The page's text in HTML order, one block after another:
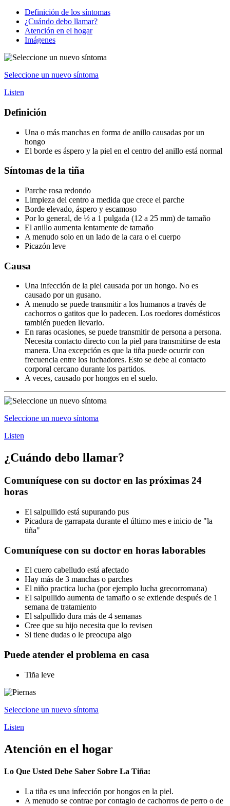
Definición de los síntomas
¿Cuándo debo llamar?
Atención en el hogar
Imágenes
Seleccione un nuevo síntoma
Listen
Definición
Una o más manchas en forma de anillo causadas por un
hongo
El borde es áspero y la piel en el centro del anillo está normal
Síntomas de la tiña
Parche rosa redondo
Limpieza del centro a medida que crece el parche
Borde elevado, áspero y escamoso
Por lo general, de ½ a 1 pulgada (12 a 25 mm) de tamaño
El anillo aumenta lentamente de tamaño
A menudo solo en un lado de la cara o el cuerpo
Picazón leve
Causa
Una infección de la piel causada por un hongo. No es
causado por un gusano.
A menudo se puede transmitir a los humanos a través de
cachorros o gatitos que lo padecen. Los roedores domésticos
también pueden llevarlo.
En raras ocasiones, se puede transmitir de persona a persona.
Necesita contacto directo con la piel para transmitirse de esta
manera. Una excepción es que la tiña puede ocurrir con
frecuencia entre los luchadores. Esto se debe al contacto
corporal cercano durante los partidos.
A veces, causado por hongos en el suelo.
Seleccione un nuevo síntoma
Listen
¿Cuándo debo llamar?
Comuníquese con su doctor en las próximas 24
horas
El salpullido está supurando pus
Picadura de garrapata durante el último mes e inicio de "la
tiña"
Comuníquese con su doctor en horas laborables
El cuero cabelludo está afectado
Hay más de 3 manchas o parches
El niño practica lucha (por ejemplo lucha grecorromana)
El salpullido aumenta de tamaño o se extiende después de 1
semana de tratamiento
El salpullido dura más de 4 semanas
Cree que su hijo necesita que lo revisen
Si tiene dudas o le preocupa algo
Puede atender el problema en casa
Tiña leve
Seleccione un nuevo síntoma
Listen
Atención en el hogar
Lo Que Usted Debe Saber Sobre La Tiña:
La tiña es una infección por hongos en la piel.
A menudo se contrae por contagio de cachorros de perro o de